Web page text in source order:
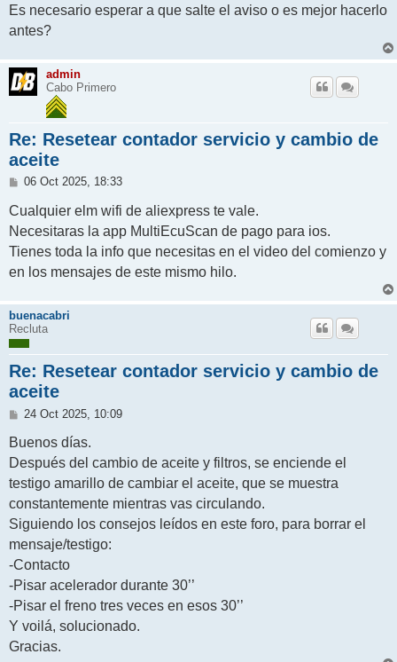
Es necesario esperar a que salte el aviso o es mejor hacerlo
antes?
admin
Cabo Primero
Re: Resetear contador servicio y cambio de
aceite
M
n
a
j
e
06 Oct 2025, 18:33
Cualquier elm wifi de aliexpress te vale.
Necesitaras la app MultiEcuScan de pago para ios.
Tienes toda la info que necesitas en el video del comienzo y
en los mensajes de este mismo hilo.
buenacabri
Recluta
Re: Resetear contador servicio y cambio de
aceite
M
n
a
j
e
24 Oct 2025, 10:09
Buenos días.
Después del cambio de aceite y filtros, se enciende el
testigo amarillo de cambiar el aceite, que se muestra
constantemente mientras vas circulando.
Siguiendo los consejos leídos en este foro, para borrar el
mensaje/testigo:
-Contacto
-Pisar acelerador durante 30’’
-Pisar el freno tres veces en esos 30’’
Y voilá, solucionado.
Gracias.